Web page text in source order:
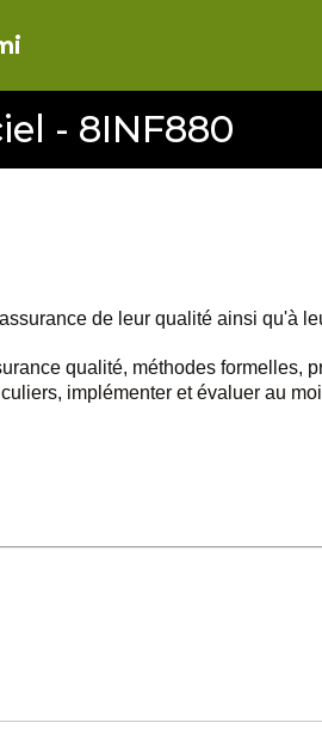
- 8INF880
de leur qualité ainsi qu'à
qualité, méthodes formelles,
implémenter et évaluer au